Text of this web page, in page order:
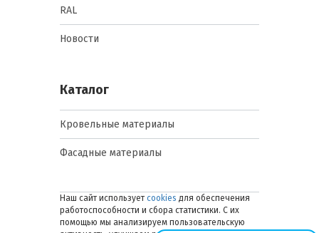
RAL
Новости
Каталог
Кровельные материалы
Фасадные материалы
Наш сайт использует cookies для обеспечения
работоспособности и сбора статистики. С их
помощью мы анализируем пользовательскую